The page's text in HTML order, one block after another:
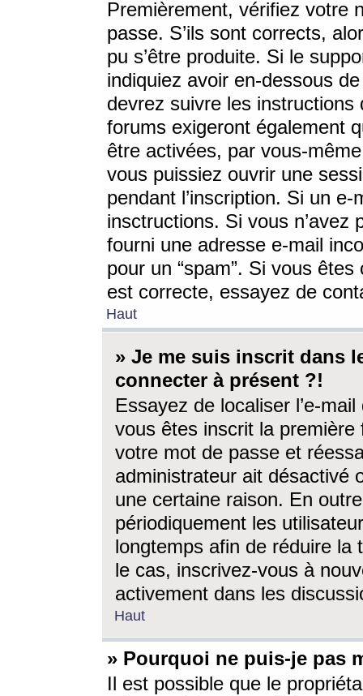
Premièrement, vérifiez votre
passe. S’ils sont corrects,
pu s’être produite. Si le
indiquiez avoir en-dessous
devrez suivre les
forums exigeront également
être activées, par vous-
vous puissiez ouvrir une
pendant l’inscription. Si un
insctructions. Si vous n’avez
fourni une adresse e-mail
pour un “spam”. Si vous
est correcte, essayez de
Haut
» Je me suis inscrit dans
connecter à présent ?!
Essayez de localiser l’e-
vous êtes inscrit la première
votre mot de passe et
administrateur ait désactivé
une certaine raison. En
périodiquement les
longtemps afin de réduire la
le cas, inscrivez-vous à
activement dans les
Haut
» Pourquoi ne puis-je pas
Il est possible que le